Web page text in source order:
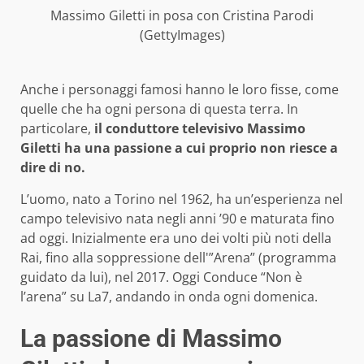
Massimo Giletti in posa con Cristina Parodi
(GettyImages)
Anche i personaggi famosi hanno le loro fisse, come
quelle che ha ogni persona di questa terra. In
particolare, il conduttore televisivo Massimo
Giletti ha una passione a cui proprio non riesce a
dire di no.
L’uomo, nato a Torino nel 1962, ha un’esperienza nel
campo televisivo nata negli anni ’90 e maturata fino
ad oggi. Inizialmente era uno dei volti più noti della
Rai, fino alla soppressione dell'”Arena” (programma
guidato da lui), nel 2017. Oggi Conduce “Non è
l’arena” su La7, andando in onda ogni domenica.
La passione di Massimo